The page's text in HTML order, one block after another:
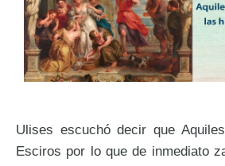
Ulises escuchó decir que
Esciros por lo que de inmediato